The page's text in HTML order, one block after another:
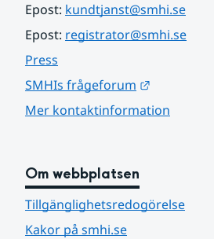
Epost: kundtjanst@smhi.se
Epost: registrator@smhi.se
Press
SMHIs frågeforum
Mer kontaktinformation
Om webbplatsen
Tillgänglighetsredogörelse
Kakor på smhi.se